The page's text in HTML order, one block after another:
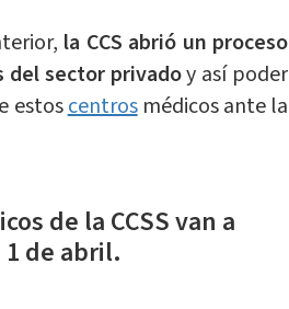
la CCS abrió un proceso
del sector privadoy así poder
estoscentrosmédicos ante la
de la CCSS van a
de abril.